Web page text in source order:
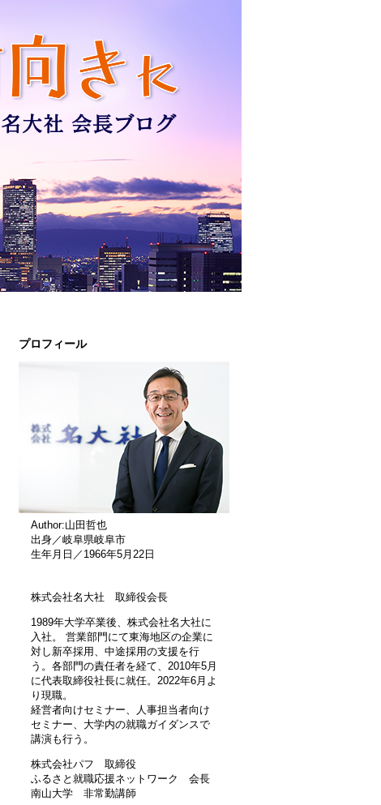
プロフィール
Author:山田哲也
出身／岐阜県岐阜市
生年月日／1966年5月22日
株式会社名大社 取締役会長
1989年大学卒業後、株式会社名大社に
入社。 営業部門にて東海地区の企業に
対し新卒採用、中途採用の支援を行
う。各部門の責任者を経て、2010年5月
に代表取締役社長に就任。2022年6月よ
り現職。
経営者向けセミナー、人事担当者向け
セミナー、大学内の就職ガイダンスで
講演も行う。
株式会社パフ 取締役
ふるさと就職応援ネットワーク 会長
南山大学 非常勤講師